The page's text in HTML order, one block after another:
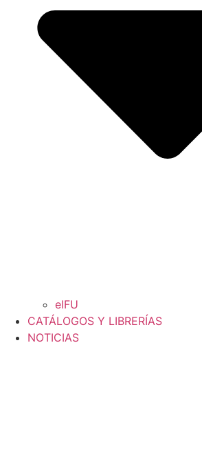
eIFU
CATÁLOGOS Y LIBRERÍAS
NOTICIAS